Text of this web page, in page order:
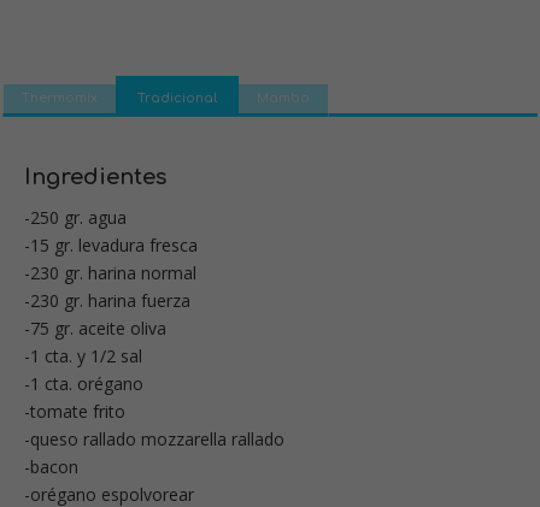
Thermomix Tradicional Mambo
Ingredientes
-250 gr. agua
-15 gr. levadura fresca
-230 gr. harina normal
-230 gr. harina fuerza
-75 gr. aceite oliva
-1 cta. y 1/2 sal
-1 cta. orégano
-tomate frito
-queso rallado mozzarella rallado
-bacon
-orégano espolvorear